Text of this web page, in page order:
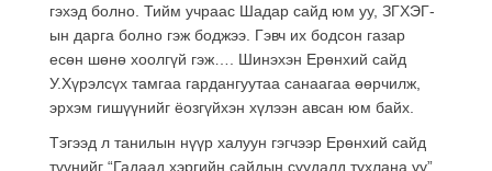
гэхэд болно. Тийм учраас Шадар сайд юм уу, ЗГХЭГ-
ын дарга болно гэж боджээ. Гэвч их бодсон газар
есөн шөнө хоолгүй гэж…. Шинэхэн Ерөнхий сайд
У.Хүрэлсүх тамгаа гардангуутаа санаагаа өөрчилж,
эрхэм гишүүнийг ёозгүйхэн хүлээн авсан юм байх.
Тэгээд л танилын нүүр халуун гэгчээр Ерөнхий сайд
түүнийг “Гадаад хэргийн сайдын суудалд тухлана уу”